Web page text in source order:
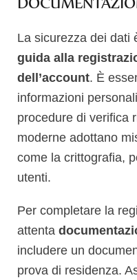
La sicurezza dei dati
guida alla
dell’account. È
informazioni
procedure di verifica
moderne adottano
come la crittografia,
utenti.
Per completare la
attenta
includere un
prova di residenza.